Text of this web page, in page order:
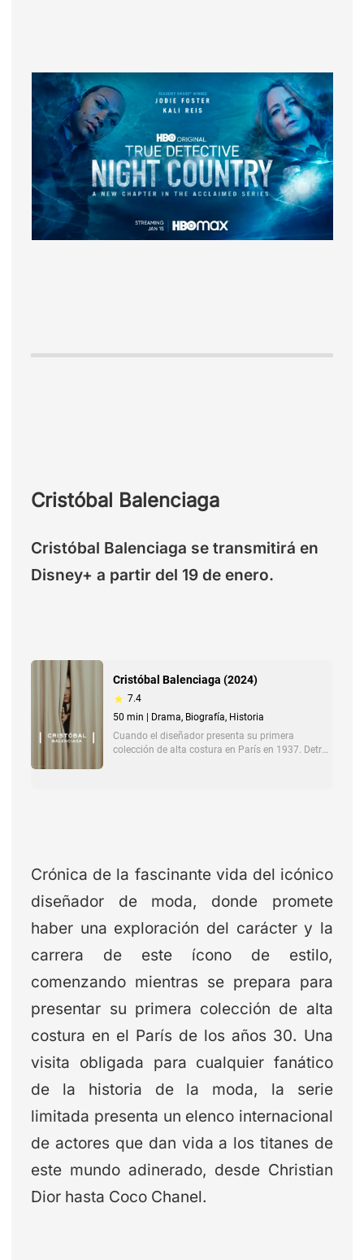
Cristóbal Balenciaga
Cristóbal Balenciaga se transmitirá en
Disney+ a partir del 19 de enero.
Crónica de la fascinante vida del icónico
diseñador de moda, donde promete
haber una exploración del carácter y la
carrera de este ícono de estilo,
comenzando mientras se prepara para
presentar su primera colección de alta
costura en el París de los años 30. Una
visita obligada para cualquier fanático
de la historia de la moda, la serie
limitada presenta un elenco internacional
de actores que dan vida a los titanes de
este mundo adinerado, desde Christian
Dior hasta Coco Chanel.